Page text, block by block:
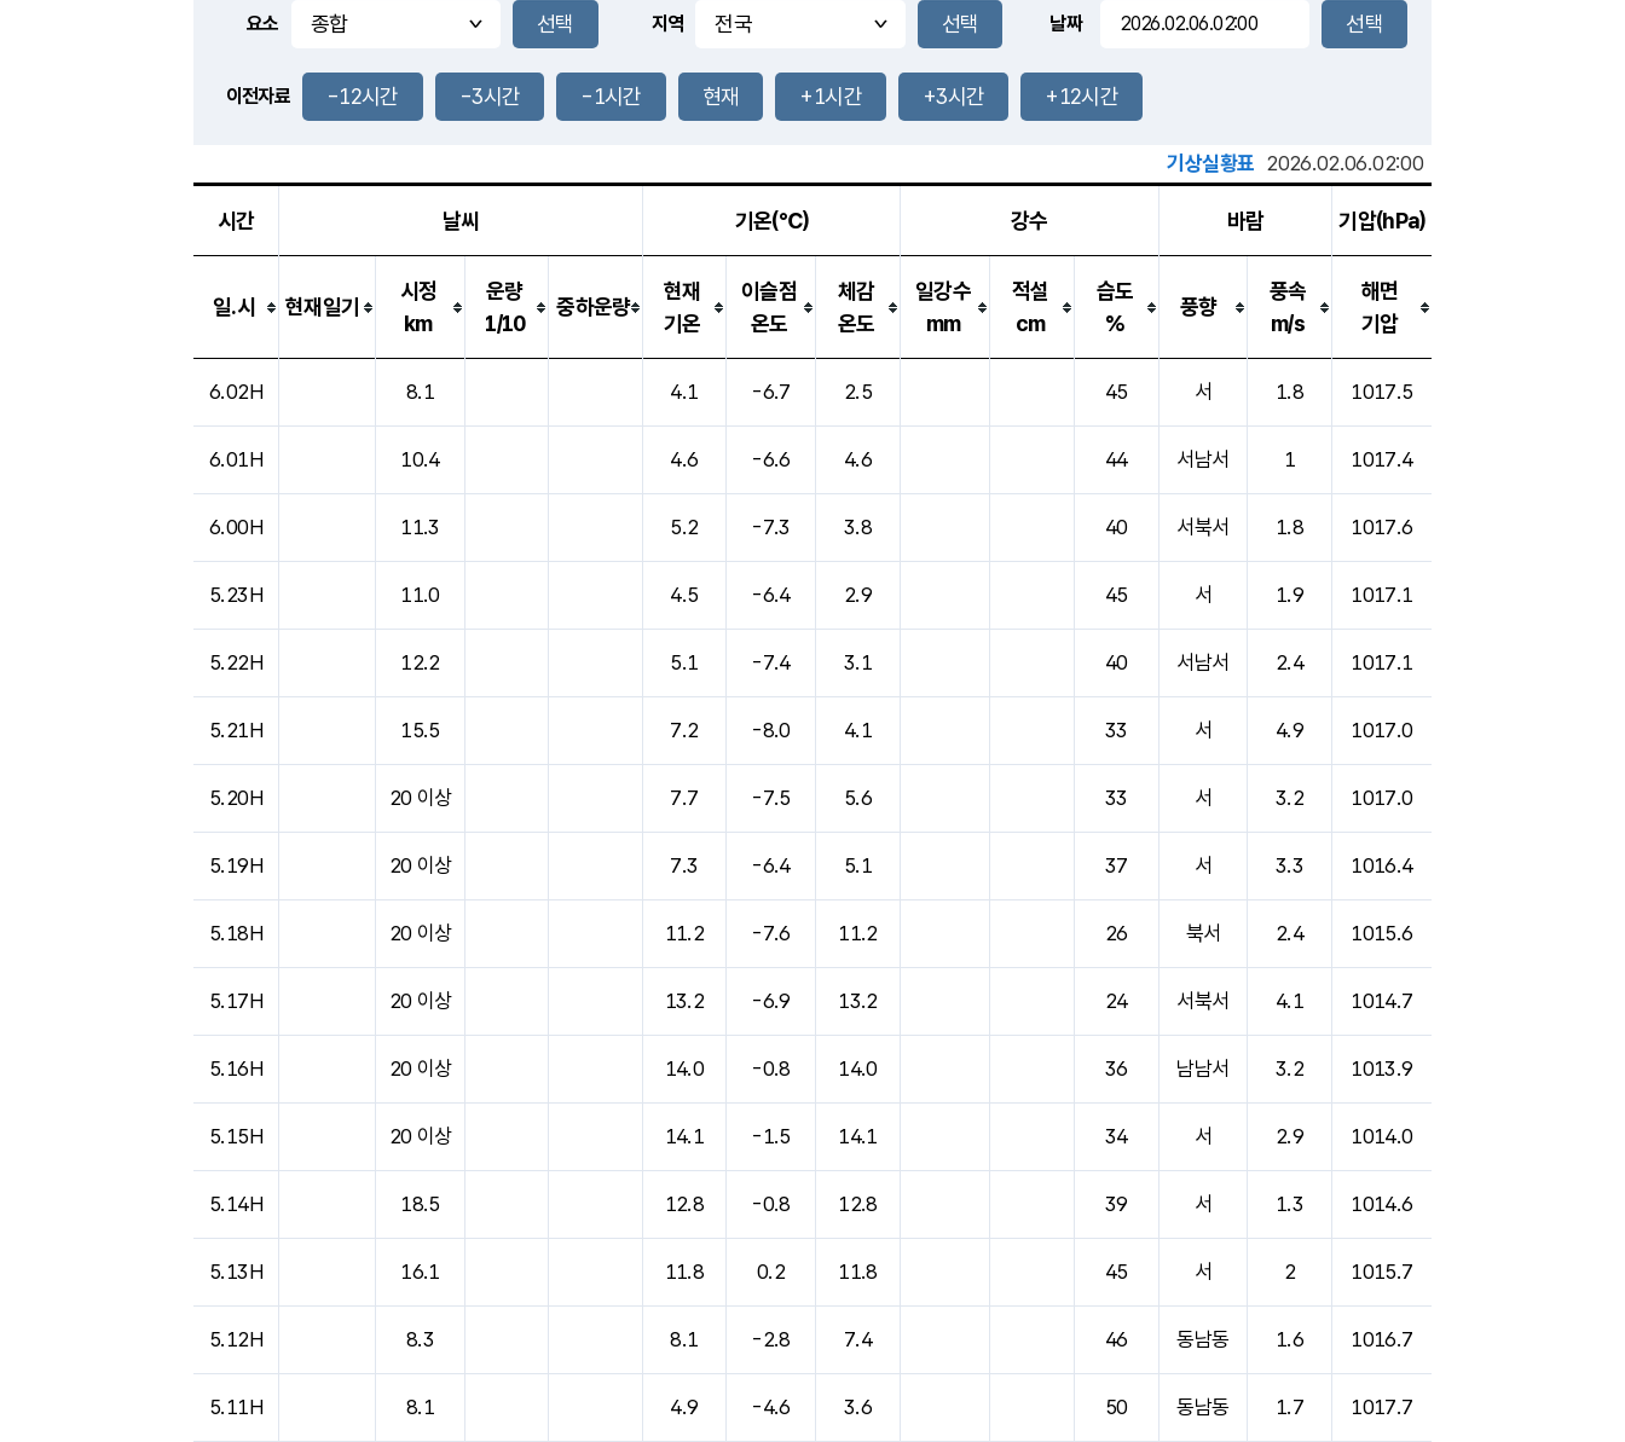
풍도
0.6m/s -mm
-mm
장호원
27.5
℃
-
30.1℃
0.9m/s
-mm
-mm
요소 지역 날짜
이전자료 -12시간 -3시간 -1시간 현재 +1시간 +3시간 +12시간
기상실황표 2026.02.06.02:00
시간 날씨 기온(℃) 강수 바람 기압(hPa)
일.시 현재일기
시정
km
운량
1/10
중하운량
현재
기온
이슬점
온도
체감
온도
일강수
mm
적설
cm
습도
%
풍향
풍속
m/s
해면
기압
6.02H 8.1 4.1 -6.7 2.5 45 서 1.8 1017.5
6.01H 10.4 4.6 -6.6 4.6 44 서남서 1 1017.4
6.00H 11.3 5.2 -7.3 3.8 40 서북서 1.8 1017.6
5.23H 11.0 4.5 -6.4 2.9 45 서 1.9 1017.1
5.22H 12.2 5.1 -7.4 3.1 40 서남서 2.4 1017.1
5.21H 15.5 7.2 -8.0 4.1 33 서 4.9 1017.0
5.20H 20 이상 7.7 -7.5 5.6 33 서 3.2 1017.0
5.19H 20 이상 7.3 -6.4 5.1 37 서 3.3 1016.4
5.18H 20 이상 11.2 -7.6 11.2 26 북서 2.4 1015.6
5.17H 20 이상 13.2 -6.9 13.2 24 서북서 4.1 1014.7
5.16H 20 이상 14.0 -0.8 14.0 36 남남서 3.2 1013.9
5.15H 20 이상 14.1 -1.5 14.1 34 서 2.9 1014.0
5.14H 18.5 12.8 -0.8 12.8 39 서 1.3 1014.6
5.13H 16.1 11.8 0.2 11.8 45 서 2 1015.7
5.12H 8.3 8.1 -2.8 7.4 46 동남동 1.6 1016.7
5.11H 8.1 4.9 -4.6 3.6 50 동남동 1.7 1017.7